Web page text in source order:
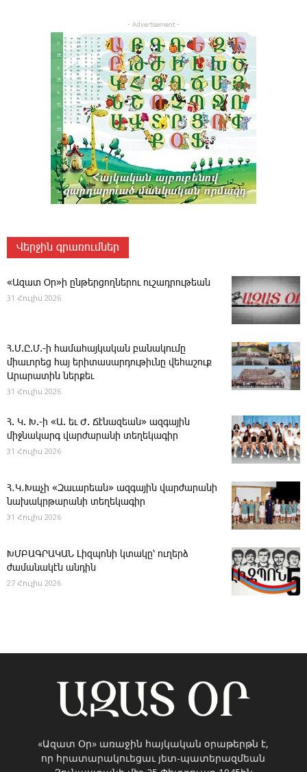
- Advertisement -
Վերջին գրառումներ
«Ազատ Օր»ի ընթերցողներու ուշադրութեան
31 Հուլիս 2026
Հ.Մ.Ը.Մ.-ի համահայկական բանակումը
միաւորեց հայ երիտասարդութիւնը վեհաշուք
Արարատին ներքեւ
31 Հուլիս 2026
Հ. Կ. Խ.-ի «Ա. եւ Ժ. ­Ճէնազեան» ազգային
միջնակարգ վարժարանի տեղեկագիր
31 Հուլիս 2026
Հ․Կ․Խաչի «Զաւարեան» ազգային վարժարանի
նախակրթարանի տեղեկագիր
31 Հուլիս 2026
ԽՄԲԱԳՐԱԿԱՆ ­Լիզպոնի կտակը՝ ուղերձ
ժամանակէն անդին
27 Հուլիս 2026
«Ազատ Օր» առաջին հայկական օրաթերթն է,
որ հրատարակուեցաւ յետ-պատերազմեան